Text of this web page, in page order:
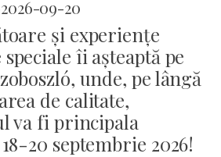
2026-09-20
și experiențe
îi așteaptă pe
unde, pe lângă
de calitate,
va fi principala
20 septembrie 2026!